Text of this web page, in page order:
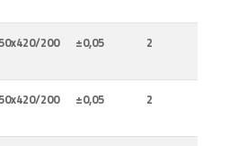
200 ±0,05 2
200 ±0,05 2